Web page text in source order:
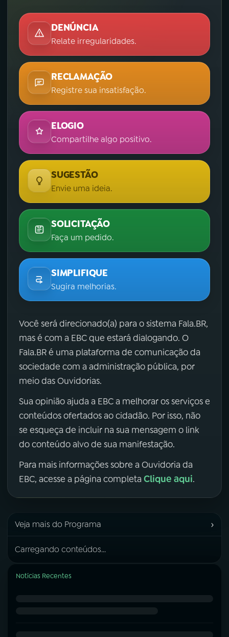
DENÚNCIA
Relate irregularidades.
RECLAMAÇÃO
Registre sua insatisfação.
ELOGIO
Compartilhe algo positivo.
SUGESTÃO
Envie uma ideia.
SOLICITAÇÃO
Faça um pedido.
SIMPLIFIQUE
Sugira melhorias.
Você será direcionado(a) para o sistema Fala.BR,
mas é com a EBC que estará dialogando. O
Fala.BR é uma plataforma de comunicação da
sociedade com a administração pública, por
meio das Ouvidorias.
Sua opinião ajuda a EBC a melhorar os serviços e
conteúdos ofertados ao cidadão. Por isso, não
se esqueça de incluir na sua mensagem o link
do conteúdo alvo de sua manifestação.
Para mais informações sobre a Ouvidoria da
EBC, acesse a página completa Clique aqui.
Veja mais do Programa ›
Carregando conteúdos...
Notícias Recentes